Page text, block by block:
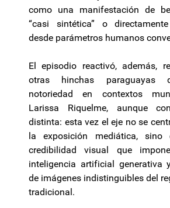
como una manifestación de
“casi sintética” o
desde parámetros humanos
El episodio reactivó, además,
otras hinchas paraguayas
notoriedad en contextos
Larissa Riquelme, aunque
distinta: esta vez el eje no se
la exposición mediática,
credibilidad visual que
inteligencia artificial generativa
de imágenes indistinguibles del
tradicional.